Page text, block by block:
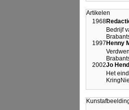
Artikelen
1968
Bedrijf
1997 Henny
2002Jo
Het